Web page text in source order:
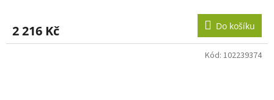
2 216 Kč Do košíku
Kód: 102239374